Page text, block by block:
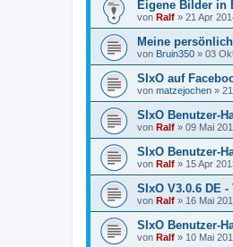
Eigene Bilder in
von Ralf » 21 Apr
Meine
von Bruin350 » 03
SIxO auf
von matzejochen »
SIxO Benutzer-
von Ralf » 09 Mai
SIxO Benutzer-
von Ralf » 15 Apr
SIxO V3.0.6 DE
von Ralf » 16 Mai
SIxO Benutzer-
von Ralf » 10 Mai